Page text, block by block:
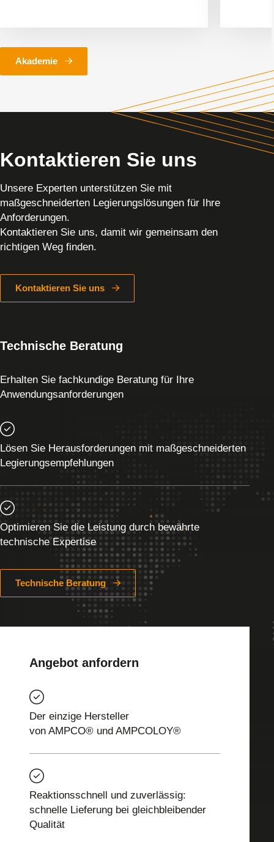
Akademie
Kontaktieren Sie uns
Unsere Experten unterstützen Sie mit
maßgeschneiderten Legierungslösungen für Ihre
Anforderungen.
Kontaktieren Sie uns, damit wir gemeinsam den
richtigen Weg finden.
Kontaktieren Sie uns
Technische Beratung
Erhalten Sie fachkundige Beratung für Ihre
Anwendungsanforderungen
Lösen Sie Herausforderungen mit maßgeschneiderten
Legierungsempfehlungen
Optimieren Sie die Leistung durch bewährte
technische Expertise
Technische Beratung
Angebot anfordern
Der einzige Hersteller
von AMPCO® und AMPCOLOY®
Reaktionsschnell und zuverlässig:
schnelle Lieferung bei gleichbleibender
Qualität